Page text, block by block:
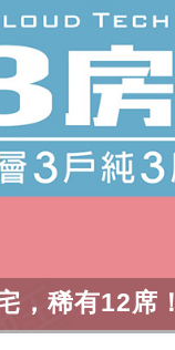
，稀有12席！